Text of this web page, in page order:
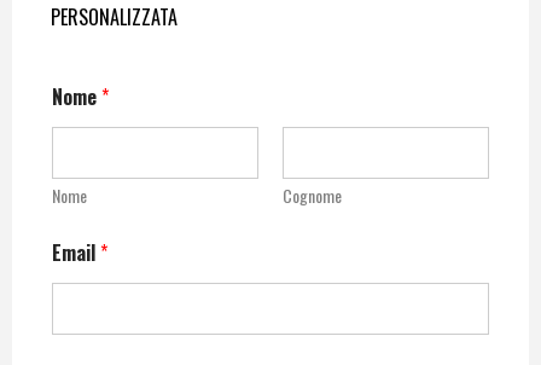
PERSONALIZZATA
Nome*
Nome Cognome
Email*